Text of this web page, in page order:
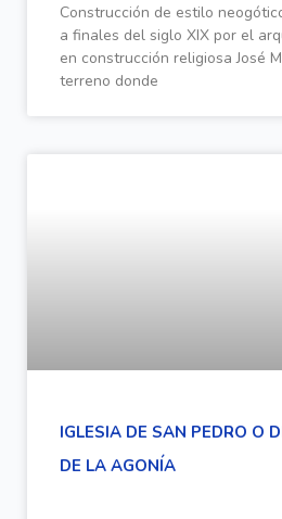
Construcción de estilo
a finales del siglo XIX por el
en construcción religiosa José
terreno donde
IGLESIA DE SAN PEDRO O
DE LA AGONÍA